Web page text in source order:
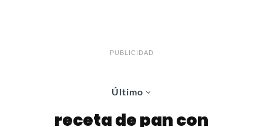
PUBLICIDAD
Último
receta de pan con